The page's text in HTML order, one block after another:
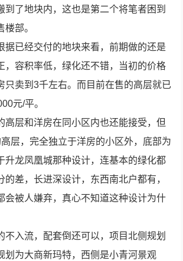
到了地块内，这也是第二个将笔者困到
部。
据已经交付的地块来看，前期做的还是
，容积率低，绿化还不错，当初的价格
只卖到3千左右。而目前在售的高层就已
元/平。
高层和洋房在同小区内也还能接受，但
层，完全独立于洋房的小区外，底部为
升龙凤凰城那种设计，连基本的绿化都
的差，长进深设计，东西南北户都有，
会被人嫌弃，真心不知道这种设计为什
不入流，配套倒还可以，项目北侧规划
划为大商新玛特，西侧是小青河景观